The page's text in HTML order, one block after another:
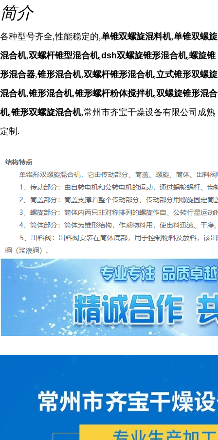
简介
各种型号齐全,性能稳定的,单锥双螺旋混料机,单锥双螺旋
混合机,双螺杆锥型混合机,dsh双螺旋锥形混合机,螺旋锥
形混合器,锥形混合机,双螺杆锥形混合机,立式锥形双螺旋
混合机,锥形混合机,锥形螺杆粉体搅拌机,双螺旋锥形混合
机,锥形双螺旋混合机,常州市齐宝干燥设备有限公司成熟
定制.